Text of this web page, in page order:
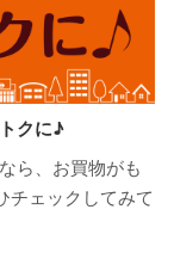
クに♪
ら、お買物がも
チェックしてみて